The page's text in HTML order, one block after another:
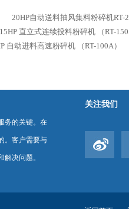
20HP自动送料抽风集料粉碎机RT-
15HP 直立式连续投料粉碎机 （RT-
自动进料高速粉碎机 （RT-100A）
务的关键。在
。客户需要与
决问题。
关注我们